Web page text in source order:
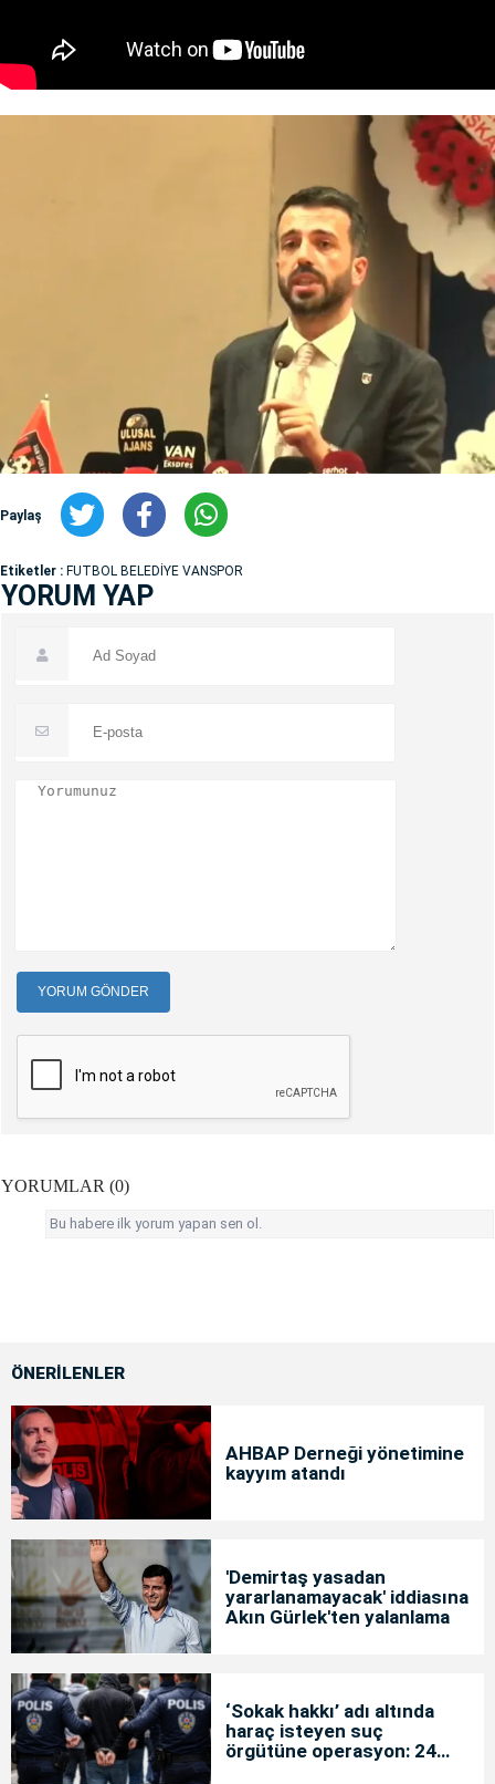
Paylaş
Etiketler : FUTBOL BELEDİYE VANSPOR
YORUM YAP
YORUM GÖNDER
YORUMLAR (0)
Bu habere ilk yorum yapan sen ol.
ÖNERİLENLER
AHBAP Derneği yönetimine
kayyım atandı
'Demirtaş yasadan
yararlanamayacak' iddiasına
Akın Gürlek'ten yalanlama
‘Sokak hakkı’ adı altında
haraç isteyen suç
örgütüne operasyon: 24